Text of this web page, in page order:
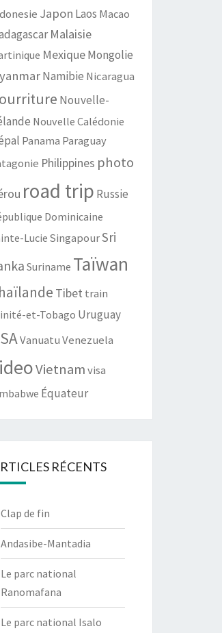
Japon Laos Macao
Malaisie
Mexique Mongolie
Namibie Nicaragua
Nouvelle-
Nouvelle Calédonie
Panama Paraguay
Philippines photo
road trip Russie
Dominicaine
LucieSingapourSri
Suriname Taïwan
Tibet train
et-Tobago Uruguay
VanuatuVenezuela
Vietnamvisa
Équateur
RÉCENTS
Clap de fin
Andasibe-Mantadia
Le parc national
Ranomafana
Le parc national Isalo